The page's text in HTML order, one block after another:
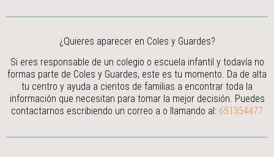
¿Quieres aparecer en Coles y Guardes?
Si eres responsable de un colegio o escuela infantil y todavía no
formas parte de Coles y Guardes, este es tu momento. Da de alta
tu centro y ayuda a cientos de familias a encontrar toda la
información que necesitan para tomar la mejor decisión. Puedes
contactarnos escribiendo un correo a o llamando al: 651354477